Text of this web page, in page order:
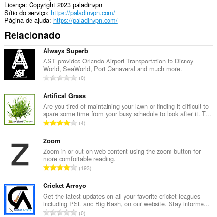
Licença Copyright 2023 paladinvpn
Sítio do serviço https://paladinvpn.com/
Página de ajuda https://paladinvpn.com/
Relacionado
Always Superb
AST provides Orlando Airport Transportation to Disney
World, SeaWorld, Port Canaveral and much more.
N
m
e
r
o
t
a
d
e
a
v
0
Artifical Grass
Are you tired of maintaining your lawn or finding it difficult to
spare some time from your busy schedule to look after it. T...
N
e
r
o
o
t
a
4
Zoom
Zoom in or out on web content using the zoom button for
more comfortable reading.
N
m
e
r
193
Cricket Arroyo
Get the latest updates on all your favorite cricket leagues,
including PSL and Big Bash, on our website. Stay informe...
N0